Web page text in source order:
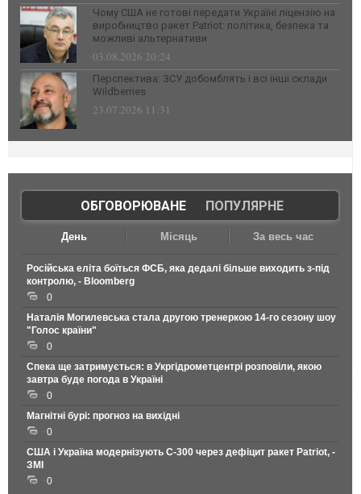
Чому США не готові передати Україні ліцензію на
виробництво ракет Patriot: політика, безпека та
можливі альтернативи
03.08.2026 20:24
Перспектива: ЗСУ добомблять і всі інші склади
Wildberries
23.07.2026 11:31
ОБГОВОРЮВАНЕ| ПОПУЛЯРНЕ
День Місяць За весь час
Російська еліта боїться ФСБ, яка дедалі більше виходить з-під
контролю, - Bloomberg
0
Наталія Могилевська стала другою тренеркою 14-го сезону шоу
"Голос країни"
0
Спека ще затримується: в Укргідрометцентрі розповіли, якою
завтра буде погода в Україні
0
Магнітні бурі: прогноз на вихідні
0
США і Україна модернізують С-300 через дефіцит ракет Patriot, -
ЗМІ
0